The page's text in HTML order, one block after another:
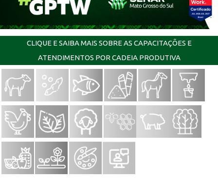
CLIQUE E SAIBA MAIS SOBRE AS CAPACITAÇÕES E
ATENDIMENTOS POR CADEIA PRODUTIVA